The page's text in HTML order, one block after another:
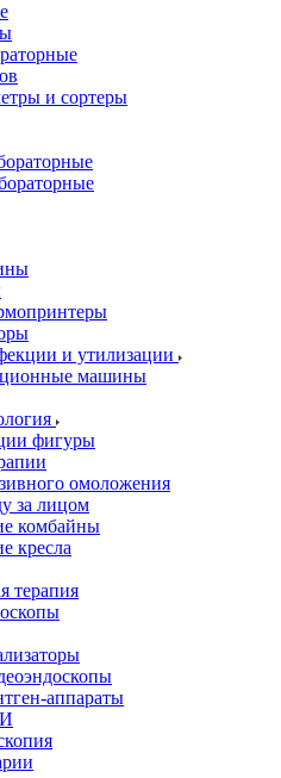
и сортеры
и утилизации
машины
фигуры
омоложения
за лицом
комбайны
кресла
терапия
аппараты